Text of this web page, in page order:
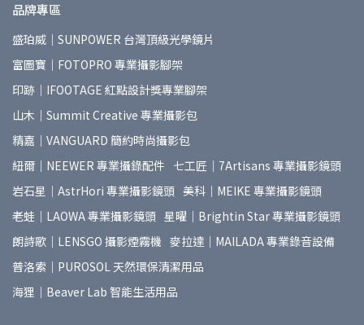
品牌專區
盛珀威｜SUNPOWER 台灣頂級光學鏡片
富圖寶｜FOTOPRO 專業攝影腳架
印跡｜IFOOTAGE 紅點設計獎專業腳架
山木｜Summit Creative 專業攝影包
精嘉｜VANGUARD 簡約時尚攝影包
紐爾｜NEEWER 專業攝錄配件 七工匠｜7Artisans 專業攝影鏡頭
岩石星｜AstrHori 專業攝影鏡頭 美科｜MEIKE 專業攝影鏡頭
老蛙｜LAOWA 專業攝影鏡頭 星曜｜Brightin Star 專業攝影鏡頭
朗詩歌｜LENSGO 攝影煙霧機 麥拉達｜MAILADA 專業錄音設備
普洛索｜PUROSOL 天然環保清潔用品
海狸｜Beaver Lab 智能生活用品